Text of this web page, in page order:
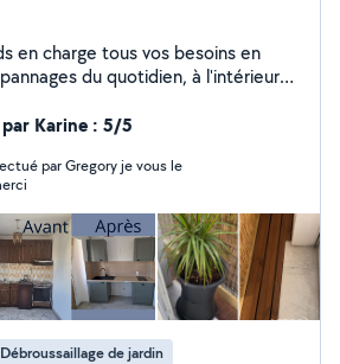
en charge tous vos besoins en
du quotidien, à l'intérieur
montage et installation
divers. Dépannages
et petite électricité
Entretien extérieur :
vos jardins (débroussaillage, taille
et entretien de vos espaces
pour chaque problème. Que
urgente ou un projet de
un travail soigné, et propre.
Karine : 5/5
par Gregory je vous le
Débroussaillage de jardin